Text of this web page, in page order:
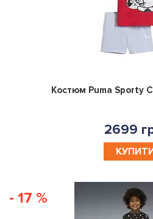
Костюм Puma Sporty
2699
- 17 %